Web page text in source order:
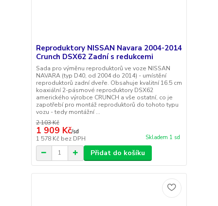
Reproduktory NISSAN Navara 2004-2014
Crunch DSX62 Zadní s redukcemi
Sada pro výměnu reproduktorů ve voze NISSAN
NAVARA (typ D40, od 2004 do 2014) - umístění
reproduktorů zadní dveře. Obsahuje kvalitní 16.5 cm
koaxiální 2-pásmové reproduktory DSX62
amerického výrobce CRUNCH a vše ostatní, co je
zapotřebí pro montáž reproduktorů do tohoto typu
vozu - tedy montážní ...
2 103 Kč
1 909 Kč/sd
1 578 Kč bez DPH Skladem 1 sd
Přidat do košíku